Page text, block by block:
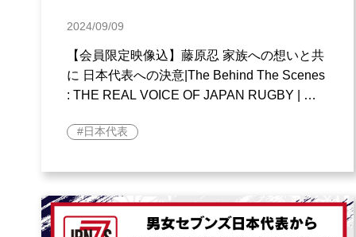
2024/09/09
【会員限定映像込】藤原忍 家族への想いと共
に 日本代表への決意|The Behind The Scenes
: THE REAL VOICE OF JAPAN RUGBY | ラ
日本代表